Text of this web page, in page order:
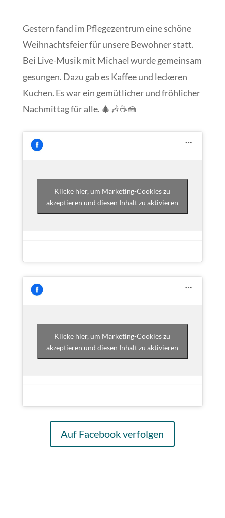
Gestern fand im Pflegezentrum eine schöne
Weihnachtsfeier für unsere Bewohner statt.
Bei Live-Musik mit Michael wurde gemeinsam
gesungen. Dazu gab es Kaffee und leckeren
Kuchen. Es war ein gemütlicher und fröhlicher
Nachmittag für alle. 🎄🎶☕🍰
Klicke hier, um Marketing-Cookies zu
akzeptieren und diesen Inhalt zu aktivieren
Klicke hier, um Marketing-Cookies zu
akzeptieren und diesen Inhalt zu aktivieren
Auf Facebook verfolgen